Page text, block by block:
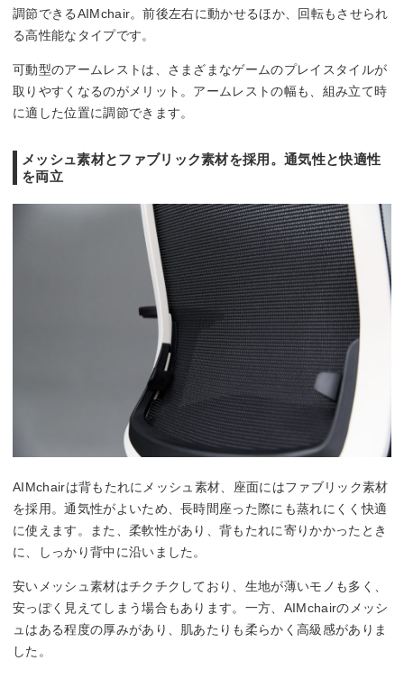
調節できるAIMchair。前後左右に動かせるほか、回転もさせられ
る高性能なタイプです。
可動型のアームレストは、さまざまなゲームのプレイスタイルが
取りやすくなるのがメリット。アームレストの幅も、組み立て時
に適した位置に調節できます。
メッシュ素材とファブリック素材を採用。通気性と快適性
を両立
AIMchairは背もたれにメッシュ素材、座面にはファブリック素材
を採用。通気性がよいため、長時間座った際にも蒸れにくく快適
に使えます。また、柔軟性があり、背もたれに寄りかかったとき
に、しっかり背中に沿いました。
安いメッシュ素材はチクチクしており、生地が薄いモノも多く、
安っぽく見えてしまう場合もあります。一方、AIMchairのメッシ
ュはある程度の厚みがあり、肌あたりも柔らかく高級感がありま
した。